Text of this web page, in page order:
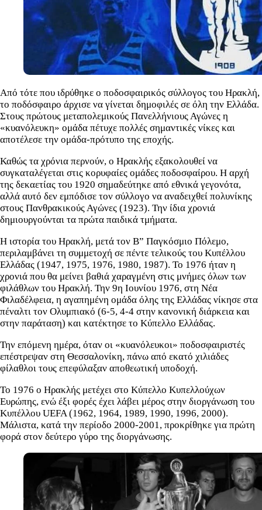
Από τότε που ιδρύθηκε ο ποδοσφαιρικός σύλλογος του Ηρακλή,
το ποδόσφαιρο άρχισε να γίνεται δημοφιλές σε όλη την Ελλάδα.
Στους πρώτους μεταπολεμικούς Πανελλήνιους Αγώνες η
«κυανόλευκη» ομάδα πέτυχε πολλές σημαντικές νίκες και
αποτέλεσε την ομάδα-πρότυπο της εποχής.
Καθώς τα χρόνια περνούν, ο Ηρακλής εξακολουθεί να
συγκαταλέγεται στις κορυφαίες ομάδες ποδοσφαίρου. Η αρχή
της δεκαετίας του 1920 σημαδεύτηκε από εθνικά γεγονότα,
αλλά αυτό δεν εμπόδισε τον σύλλογο να αναδειχθεί πολυνίκης
στους Πανθρακικούς Αγώνες (1923). Την ίδια χρονιά
δημιουργούνται τα πρώτα παιδικά τμήματα.
Η ιστορία του Ηρακλή, μετά τον Β” Παγκόσμιο Πόλεμο,
περιλαμβάνει τη συμμετοχή σε πέντε τελικούς του Κυπέλλου
Ελλάδας (1947, 1975, 1976, 1980, 1987). Το 1976 ήταν η
χρονιά που θα μείνει βαθιά χαραγμένη στις μνήμες όλων των
φιλάθλων του Ηρακλή. Την 9η Ιουνίου 1976, στη Νέα
Φιλαδέλφεια, η αγαπημένη ομάδα όλης της Ελλάδας νίκησε στα
πέναλτι τον Ολυμπιακό (6-5, 4-4 στην κανονική διάρκεια και
στην παράταση) και κατέκτησε το Κύπελλο Ελλάδας.
Την επόμενη ημέρα, όταν οι «κυανόλευκοι» ποδοσφαιριστές
επέστρεψαν στη Θεσσαλονίκη, πάνω από εκατό χιλιάδες
φίλαθλοι τους επεφύλαξαν αποθεωτική υποδοχή.
Το 1976 ο Ηρακλής μετέχει στο Κύπελλο Κυπελλούχων
Ευρώπης, ενώ έξι φορές έχει λάβει μέρος στην διοργάνωση του
Κυπέλλου UEFA (1962, 1964, 1989, 1990, 1996, 2000).
Μάλιστα, κατά την περίοδο 2000-2001, προκρίθηκε για πρώτη
φορά στον δεύτερο γύρο της διοργάνωσης.